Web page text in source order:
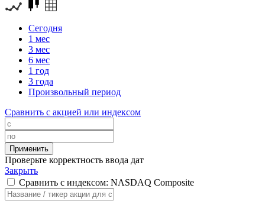
Сегодня
1 мес
3 мес
6 мес
1 год
3 года
Произвольный период
Сравнить с акцией или индексом
Проверьте корректность ввода дат
Закрыть
Сравнить с индексом: NASDAQ Composite